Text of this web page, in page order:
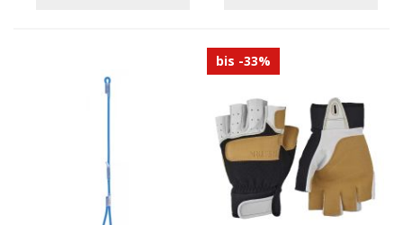
bis -33%